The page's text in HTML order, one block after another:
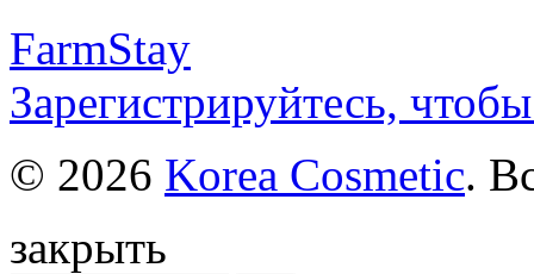
FarmStay
Зарегистрируйтесь,
© 2026 Korea Cosmetic.
закрыть